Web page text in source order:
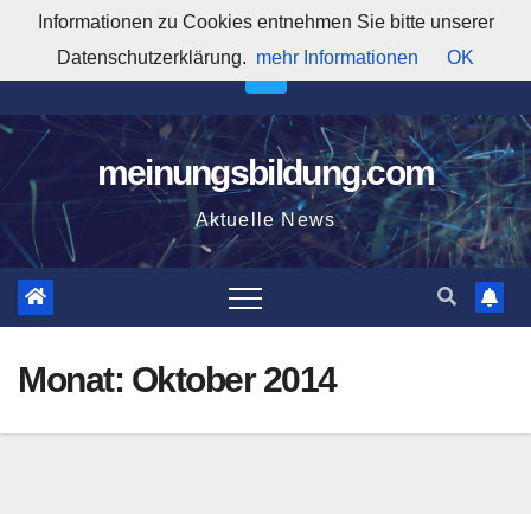
springen
3:45:30 AM
meinungsbildung.com
Aktuelle News
Monat: Oktober 2014
Informationen zu Cookies entnehmen Sie bitte unserer
Datenschutzerklärung. mehr Informationen OK